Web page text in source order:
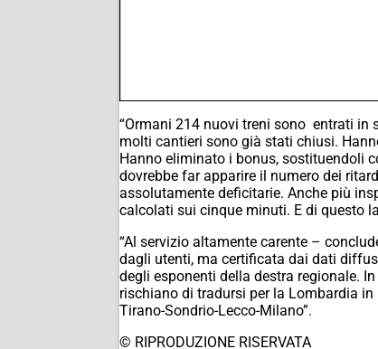
“Ormani 214 nuovi treni sono entrati in
molti cantieri sono già stati chiusi.
Hanno eliminato i bonus, sostituendoli
dovrebbe far apparire il numero dei
assolutamente deficitarie. Anche più
calcolati sui cinque minuti. E di questo
“Al servizio altamente carente –
dagli utenti, ma certificata dai dati
degli esponenti della destra regionale.
rischiano di tradursi per la Lombardia
Tirano-Sondrio-Lecco-Milano”.
© RIPRODUZIONE RISERVATA